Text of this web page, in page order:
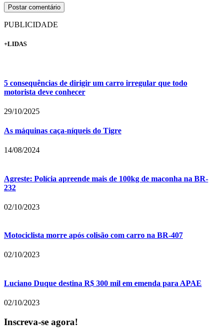
PUBLICIDADE
+LIDAS
5 consequências de dirigir um carro irregular que todo
motorista deve conhecer
29/10/2025
As máquinas caça-níqueis do Tigre
14/08/2024
Agreste: Polícia apreende mais de 100kg de maconha na BR-
232
02/10/2023
Motociclista morre após colisão com carro na BR-407
02/10/2023
Luciano Duque destina R$ 300 mil em emenda para APAE
02/10/2023
Inscreva-se agora!